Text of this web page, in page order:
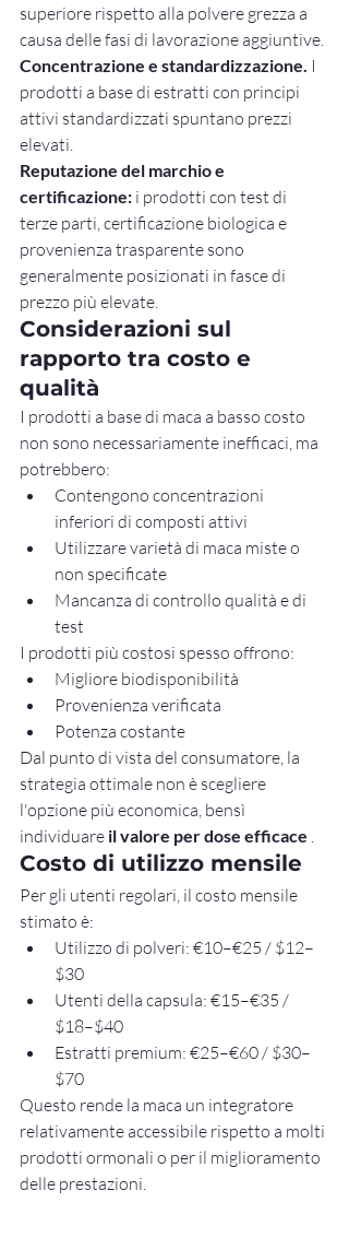
superiore rispetto alla polvere grezza a
causa delle fasi di lavorazione aggiuntive.
Concentrazione e standardizzazione. I
prodotti a base di estratti con principi
attivi standardizzati spuntano prezzi
elevati.
Reputazione del marchio e
certificazione: i prodotti con test di
terze parti, certificazione biologica e
provenienza trasparente sono
generalmente posizionati in fasce di
prezzo più elevate.
Considerazioni sul
rapporto tra costo e
qualità
I prodotti a base di maca a basso costo
non sono necessariamente inefficaci, ma
potrebbero:
Contengono concentrazioni
inferiori di composti attivi
Utilizzare varietà di maca miste o
non specificate
Mancanza di controllo qualità e di
test
I prodotti più costosi spesso offrono:
Migliore biodisponibilità
Provenienza verificata
Potenza costante
Dal punto di vista del consumatore, la
strategia ottimale non è scegliere
l'opzione più economica, bensì
individuare il valore per dose efficace .
Costo di utilizzo mensile
Per gli utenti regolari, il costo mensile
stimato è:
Utilizzo di polveri: €10–€25 / $12–
$30
Utenti della capsula: €15–€35 /
$18–$40
Estratti premium: €25–€60 / $30–
$70
Questo rende la maca un integratore
relativamente accessibile rispetto a molti
prodotti ormonali o per il miglioramento
delle prestazioni.